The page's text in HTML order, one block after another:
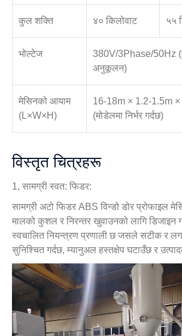
कुल शक्ति ४० किलोवाट ५५
भोल्टेज
380V/3Phase/50Hz
अनुकूलन)
मेसिनको आयाम
(L×W×H)
16-18m × 1.2-1.5m
(मोडेलमा निर्भर गर्दछ)
विस्तृत चित्रहरू
1, सामग्री स्वत: फिडर:
सामग्री अटो फिडर ABS विन्डो डोर प्रोफाइल
मालको कुशल र निरन्तर खुवाउनको लागि डिजाइन
स्वचालित नियन्त्रण प्रणाली छ जसले सटीक र
सुनिश्चित गर्दछ, म्यानुअल हस्तक्षेप घटाउँछ र